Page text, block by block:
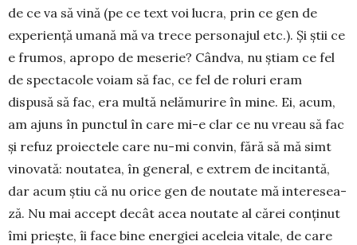
de ce va să vină (pe ce text voi lucra, prin ce gen de
experiență umană mă va trece personajul etc.). Și știi ce
e frumos, apropo de me­se­rie? Când­va, nu știam ce fel
de spectacole voiam să fac, ce fel de ro­luri eram
dispusă să fac, era mul­tă nelămurire în mine. Ei, acum,
am ajuns în punc­tul în care mi-e clar ce nu vreau să fac
și refuz pro­iectele care nu-mi convin, fără să mă simt
vino­vată: noutatea, în ge­neral, e extrem de incitantă,
dar acum știu că nu orice gen de nou­tate mă intere­sea­
ză. Nu mai accept decât acea nou­tate al cărei conținut
îmi priește, îi face bine energiei aceleia vitale, de care